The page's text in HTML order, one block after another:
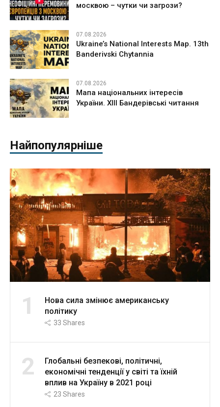
москвою – чутки чи загрози?
07.08.2026
Ukraine’s National Interests Map. 13th
Banderivski Chytannia
07.08.2026
Мапа національних інтересів
України. ХІІІ Бандерівські читання
Найпопулярніше
1
Нова сила змінює американську
політику
33 Shares
2
Глобальні безпекові, політичні,
економічні тенденції у світі та їхній
вплив на Україну в 2021 році
23 Shares